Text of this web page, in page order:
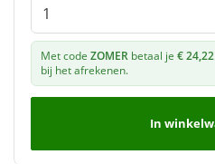
Met code ZOMER betaal je € 24,22
bij het afrekenen.
In